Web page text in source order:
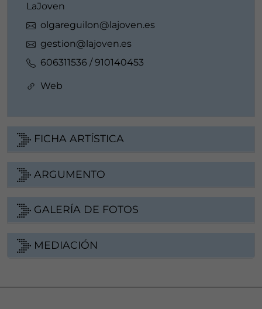
LaJoven
olgareguilon@lajoven.es
gestion@lajoven.es
606311536 / 910140453
Web
FICHA ARTÍSTICA
ARGUMENTO
GALERÍA DE FOTOS
MEDIACIÓN